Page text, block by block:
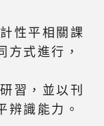
性平相關課
方式進行，
習，並以刊
辨識能力。